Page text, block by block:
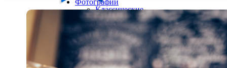
Ваш город:
Ваш регион доставки
Выберите из списка:
Фотографии
Классические
фото
10х10
10х15
13х18
15х15
15х20